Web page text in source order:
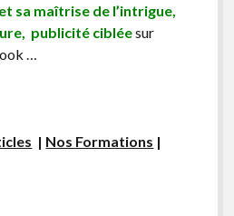
sa maîtrise de l’intrigue,
publicité cibléesur
…
| Nos Formations |